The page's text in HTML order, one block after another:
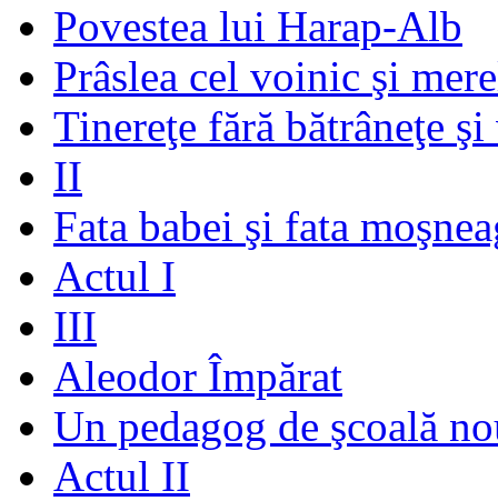
Povestea lui Harap-Alb
Prâslea cel voinic şi
Tinereţe fără bătrâneţe
II
Fata babei şi fata
Actul I
III
Aleodor Împărat
Un pedagog de şcoală
Actul II